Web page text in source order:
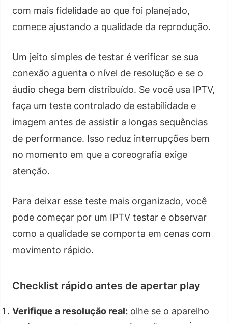
com mais fidelidade ao que foi planejado,
comece ajustando a qualidade da reprodução.
Um jeito simples de testar é verificar se sua
conexão aguenta o nível de resolução e se o
áudio chega bem distribuído. Se você usa IPTV,
faça um teste controlado de estabilidade e
imagem antes de assistir a longas sequências
de performance. Isso reduz interrupções bem
no momento em que a coreografia exige
atenção.
Para deixar esse teste mais organizado, você
pode começar por um IPTV testar e observar
como a qualidade se comporta em cenas com
movimento rápido.
Checklist rápido antes de apertar play
Verifique a resolução real: olhe se o aparelho